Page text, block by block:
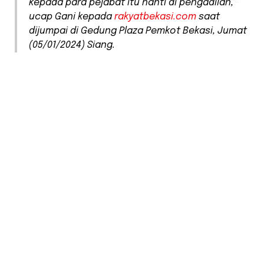
kepada para pejabat itu nanti di pengadilan,”
ucap Gani kepada rakyatbekasi.com saat
dijumpai di Gedung Plaza Pemkot Bekasi, Jumat
(05/01/2024) Siang.